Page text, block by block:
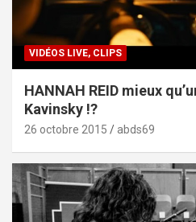
VIDÉOS LIVE, CLIPS
HANNAH REID mieux
Kavinsky !?
26 octobre 2015 abds69